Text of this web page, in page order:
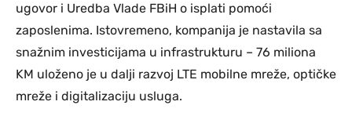
ugovor i Uredba Vlade FBiH o isplati pomoći
zaposlenima. Istovremeno, kompanija je nastavila sa
snažnim investicijama u infrastrukturu – 76 miliona
KM uloženo je u dalji razvoj LTE mobilne mreže, optičke
mreže i digitalizaciju usluga.